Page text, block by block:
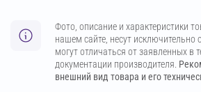
Фото, описание и характеристики
нашем сайте, несут исключительно
могут отличаться от заявленных в
документации производителя.
внешний вид товара и его